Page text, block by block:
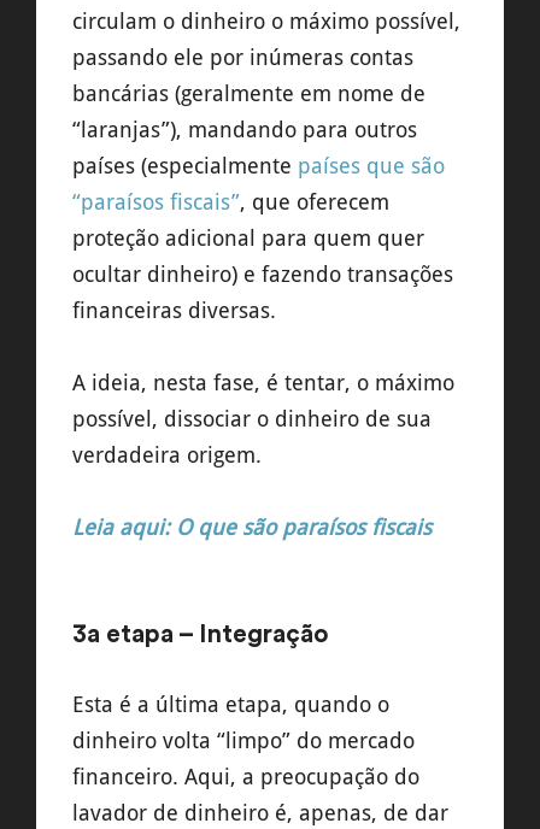
circulam o dinheiro o máximo possível,
passando ele por inúmeras contas
bancárias (geralmente em nome de
“laranjas”), mandando para outros
países (especialmente países que são
“paraísos fiscais”, que oferecem
proteção adicional para quem quer
ocultar dinheiro) e fazendo transações
financeiras diversas.
A ideia, nesta fase, é tentar, o máximo
possível, dissociar o dinheiro de sua
verdadeira origem.
Leia aqui: O que são paraísos fiscais
3a etapa – Integração
Esta é a última etapa, quando o
dinheiro volta “limpo” do mercado
financeiro. Aqui, a preocupação do
lavador de dinheiro é, apenas, de dar